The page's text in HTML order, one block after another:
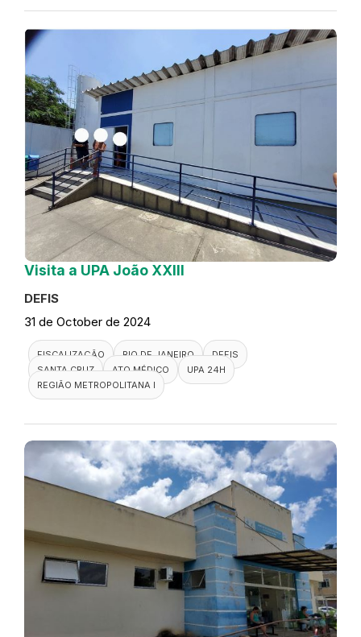
Visita a UPA João XXIII
DEFIS
31 de October de 2024
FISCALIZAÇÃO RIO DE JANEIRO
DEFIS
SANTA CRUZ
ATO MÉDICO
UPA 24H
REGIÃO METROPOLITANA I